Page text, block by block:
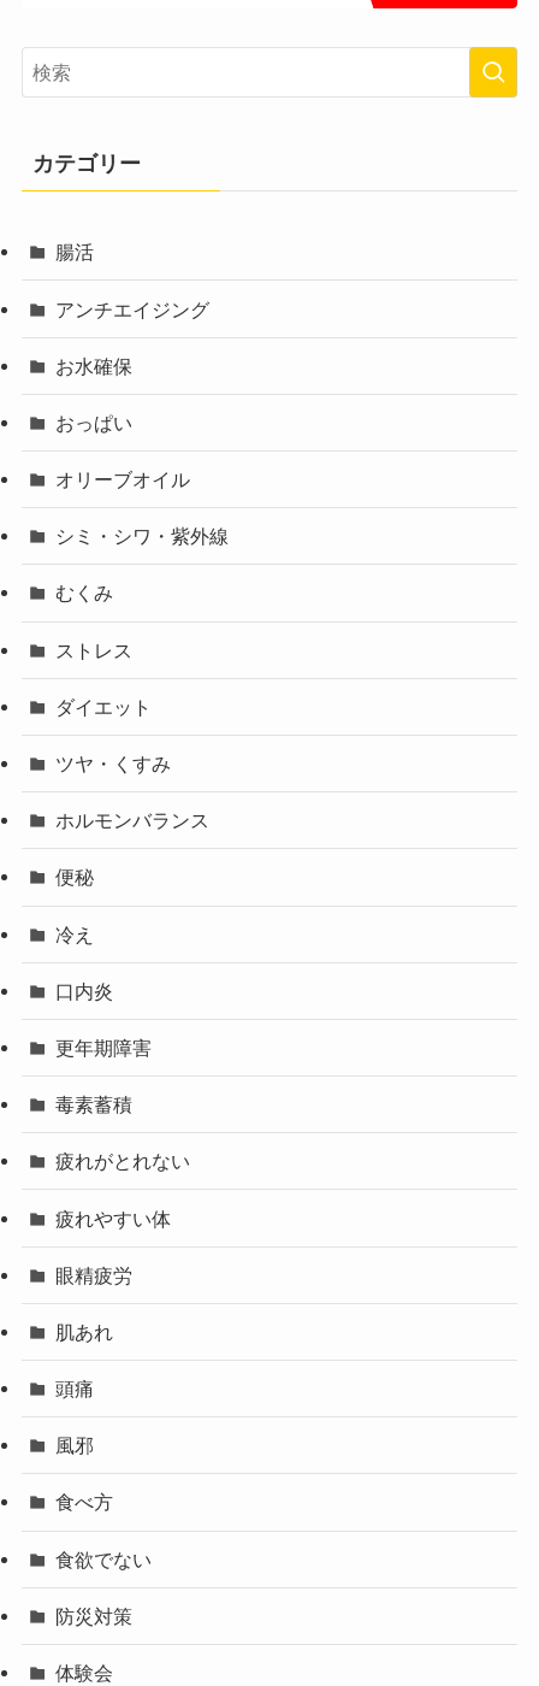
カテゴリー
腸活
アンチエイジング
お水確保
おっぱい
オリーブオイル
シミ・シワ・紫外線
むくみ
ストレス
ダイエット
ツヤ・くすみ
ホルモンバランス
便秘
冷え
口内炎
更年期障害
毒素蓄積
疲れがとれない
疲れやすい体
眼精疲労
肌あれ
頭痛
風邪
食べ方
食欲でない
防災対策
体験会